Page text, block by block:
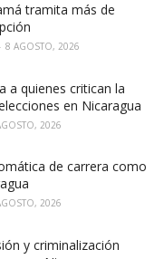
tramita más de
8 AGOSTO, 2026
a quienes critican la
en Nicaragua
2026
de carrera como
2026
y criminalización